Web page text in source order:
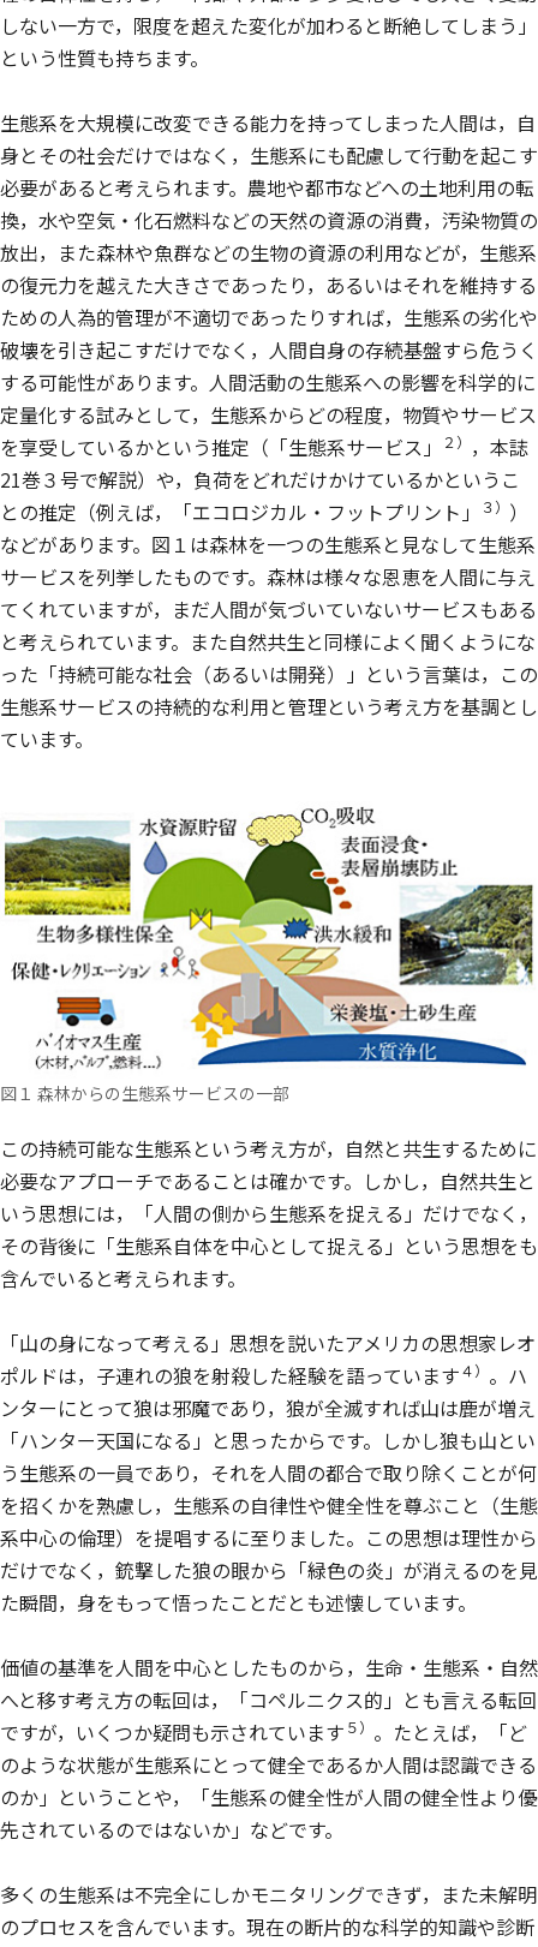
しない一方で，限度を超えた変化が加わると断絶してしまう」
という性質も持ちます。
生態系を大規模に改変できる能力を持ってしまった人間は，自
身とその社会だけではなく，生態系にも配慮して行動を起こす
必要があると考えられます。農地や都市などへの土地利用の転
換，水や空気・化石燃料などの天然の資源の消費，汚染物質の
放出，また森林や魚群などの生物の資源の利用などが，生態系
の復元力を越えた大きさであったり，あるいはそれを維持する
ための人為的管理が不適切であったりすれば，生態系の劣化や
破壊を引き起こすだけでなく，人間自身の存続基盤すら危うく
する可能性があります。人間活動の生態系への影響を科学的に
定量化する試みとして，生態系からどの程度，物質やサービス
を享受しているかという推定（「生態系サービス」
２） ，本誌
21巻３号で解説）や，負荷をどれだけかけているかというこ
との推定（例えば，「エコロジカル・フットプリント」
３） ）
などがあります。図１は森林を一つの生態系と見なして生態系
サービスを列挙したものです。森林は様々な恩恵を人間に与え
てくれていますが，まだ人間が気づいていないサービスもある
と考えられています。また自然共生と同様によく聞くようにな
った「持続可能な社会（あるいは開発）」という言葉は，この
生態系サービスの持続的な利用と管理という考え方を基調とし
ています。
図１ 森林からの生態系サービスの一部
この持続可能な生態系という考え方が，自然と共生するために
必要なアプローチであることは確かです。しかし，自然共生と
いう思想には，「人間の側から生態系を捉える」だけでなく，
その背後に「生態系自体を中心として捉える」という思想をも
含んでいると考えられます。
「山の身になって考える」思想を説いたアメリカの思想家レオ
ポルドは，子連れの狼を射殺した経験を語っています４） 。ハ
ンターにとって狼は邪魔であり，狼が全滅すれば山は鹿が増え
「ハンター天国になる」と思ったからです。しかし狼も山とい
う生態系の一員であり，それを人間の都合で取り除くことが何
を招くかを熟慮し，生態系の自律性や健全性を尊ぶこと（生態
系中心の倫理）を提唱するに至りました。この思想は理性から
だけでなく，銃撃した狼の眼から「緑色の炎」が消えるのを見
た瞬間，身をもって悟ったことだとも述懐しています。
価値の基準を人間を中心としたものから，生命・生態系・自然
へと移す考え方の転回は，「コペルニクス的」とも言える転回
ですが，いくつか疑問も示されています ５） 。たとえば，「ど
のような状態が生態系にとって健全であるか人間は認識できる
のか」ということや，「生態系の健全性が人間の健全性より優
先されているのではないか」などです。
多くの生態系は不完全にしかモニタリングできず，また未解明
のプロセスを含んでいます。現在の断片的な科学的知識や診断